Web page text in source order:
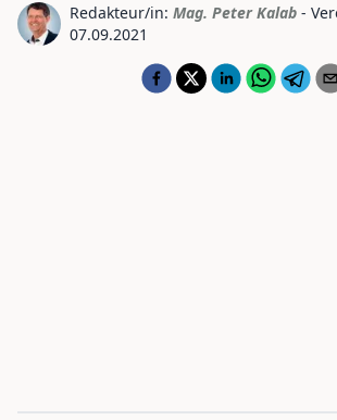
Redakteur/in: Mag. Peter Kalab -
07.09.2021